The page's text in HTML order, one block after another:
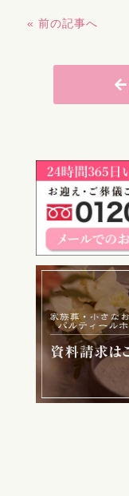
« 前の記事へ